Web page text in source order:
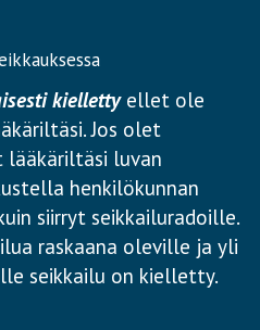
kiellettyellet ole
Jos olet
lääkäriltäsi luvan
henkilökunnan
siirryt seikkailuradoille.
raskaana oleville ja yli
seikkailu on kielletty.